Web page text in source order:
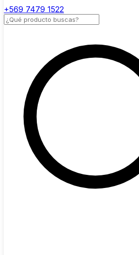
+569 7479 1522
Buscar productos